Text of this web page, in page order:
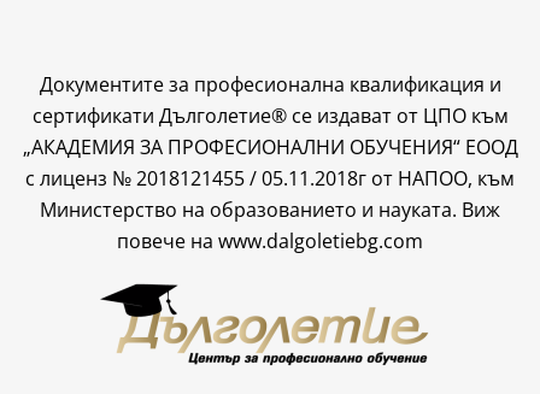
Документите за професионална квалификация и
сертификати Дълголетие® се издават от ЦПО към
„АКАДЕМИЯ ЗА ПРОФЕСИОНАЛНИ ОБУЧЕНИЯ“ ЕООД
с лиценз № 2018121455 / 05.11.2018г от НАПОО, към
Министерство на образованието и науката. Виж
повече на www.dalgoletiebg.com